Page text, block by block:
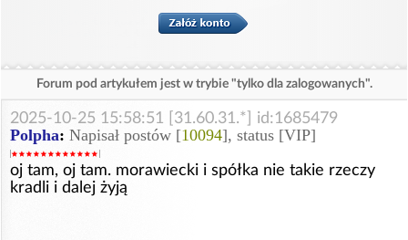
Forum pod artykułem jest w trybie "tylko dla zalogowanych".
2025-10-25 15:58:51 [31.60.31.*] id:1685479
Polpha: Napisał postów [10094], status [VIP]
oj tam, oj tam. morawiecki i spółka nie takie rzeczy
kradli i dalej żyją